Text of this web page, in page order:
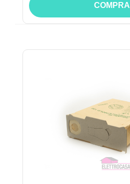
COMPRA